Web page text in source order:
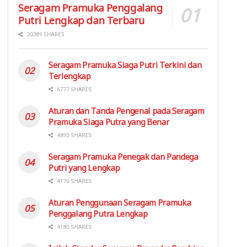
Seragam Pramuka Penggalang
Putri Lengkap dan Terbaru
20389 SHARES
Seragam Pramuka Siaga Putri Terkini dan
Terlengkap
6777 SHARES
Aturan dan Tanda Pengenal pada Seragam
Pramuka Siaga Putra yang Benar
4893 SHARES
Seragam Pramuka Penegak dan Pandega
Putri yang Lengkap
4176 SHARES
Aturan Penggunaan Seragam Pramuka
Penggalang Putra Lengkap
4180 SHARES